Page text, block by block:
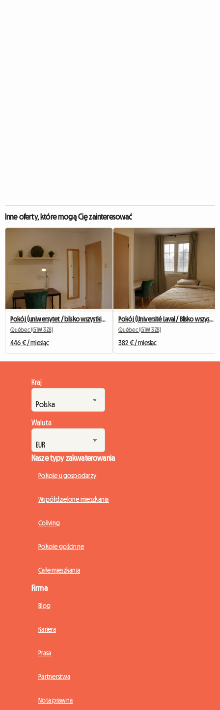
Inne oferty, które mogą Cię zainteresować
Pokój (uniwersytet / blisko wszystkiego / transport)
Québec (G1W 3Z8)
446 € / miesiąc
Pokój (Université Laval / Blisko wszystkiego / Transport)
Québec (G1W 3Z8)
382 € / miesiąc
Kraj
Waluta
Nasze typy zakwaterowania
Pokoje u gospodarzy
Współdzielone mieszkania
Coliving
Pokoje gościnne
Całe mieszkania
Firma
Blog
Kariera
Prasa
Partnerstwa
Nota prawna